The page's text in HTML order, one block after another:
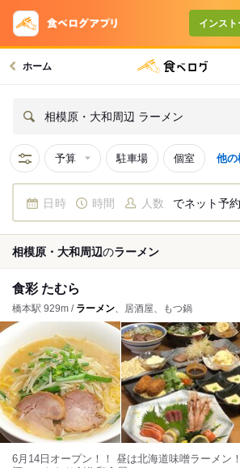
インスト
ホーム
相模原・大和周辺 ラーメン
予算 駐車場 個室 他の
日時 時間 人数 でネット予約
相模原・大和周辺のラーメン
食彩 たむら
橋本駅 929m / ラーメン、居酒屋、もつ鍋
6月14日オープン！！ 昼は北海道味噌ラーメン